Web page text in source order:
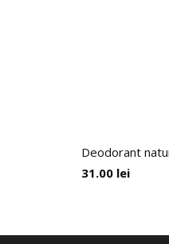
Deodorant
31.00 lei